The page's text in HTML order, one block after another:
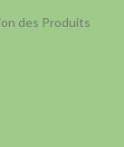
des Produits